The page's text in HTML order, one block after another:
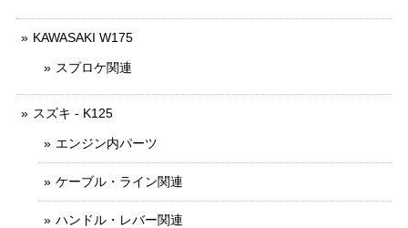
KAWASAKI W175
スプロケ関連
スズキ - K125
エンジン内パーツ
ケーブル・ライン関連
ハンドル・レバー関連